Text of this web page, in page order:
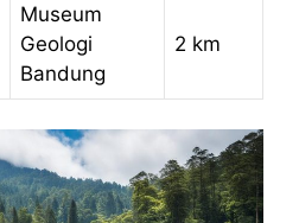
Museum
Geologi
Bandung
2 km